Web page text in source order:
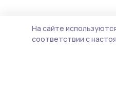
На сайте
соответствии с